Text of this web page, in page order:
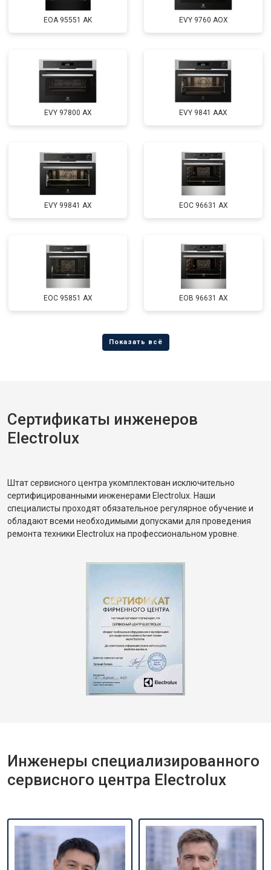
EOA 95551 AK EVY 9760 AOX
EVY 97800 AX EVY 9841 AAX
EVY 99841 AX EOC 96631 AX
EOC 95851 AX EOB 96631 AX
Сертификаты инженеров
Electrolux
Штат сервисного центра укомплектован исключительно
сертифицированными инженерами Electrolux. Наши
специалисты проходят обязательное регулярное обучение и
обладают всеми необходимыми допусками для проведения
ремонта техники Electrolux на профессиональном уровне.
Инженеры специализированного
сервисного центра Electrolux